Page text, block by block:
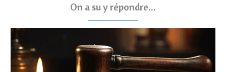
On a su y répondre...